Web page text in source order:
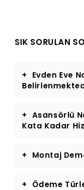
SIK SORULAN
Evden Eve
Asansörlü
Kata Kadar
Montaj
Ödeme